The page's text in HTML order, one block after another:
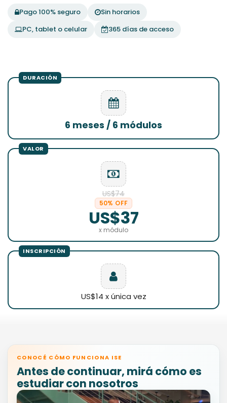
Pago 100% seguro
Sin horarios
PC, tablet o celular
365 días de acceso
6 meses / 6 módulos
US$74
50% OFF
US$37
x módulo
US$14 x única vez
CONOCÉ CÓMO FUNCIONA ISE
Antes de continuar, mirá cómo es
estudiar con nosotros